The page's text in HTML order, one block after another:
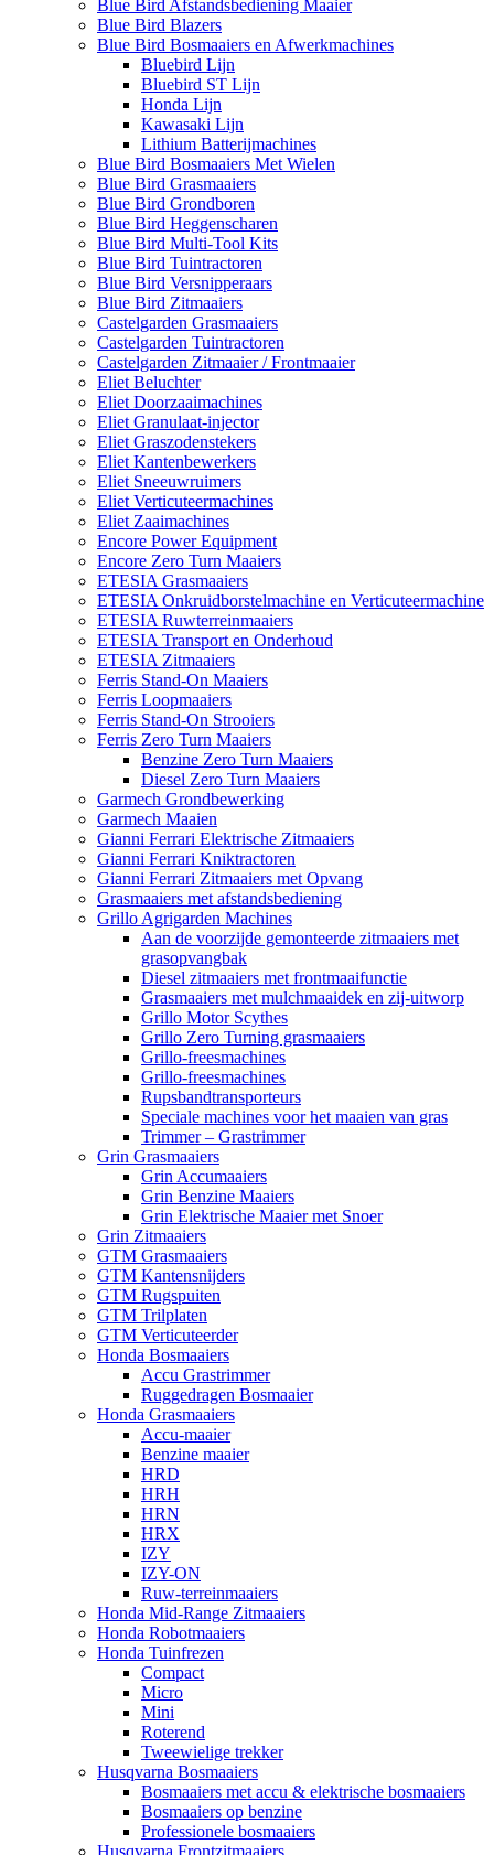
Blue Bird Afstandsbediening Maaier
Blue Bird Blazers
Blue Bird Bosmaaiers en Afwerkmachines
Bluebird Lijn
Bluebird ST Lijn
Honda Lijn
Kawasaki Lijn
Lithium Batterijmachines
Blue Bird Bosmaaiers Met Wielen
Blue Bird Grasmaaiers
Blue Bird Grondboren
Blue Bird Heggenscharen
Blue Bird Multi-Tool Kits
Blue Bird Tuintractoren
Blue Bird Versnipperaars
Blue Bird Zitmaaiers
Castelgarden Grasmaaiers
Castelgarden Tuintractoren
Castelgarden Zitmaaier / Frontmaaier
Eliet Beluchter
Eliet Doorzaaimachines
Eliet Granulaat-injector
Eliet Graszodenstekers
Eliet Kantenbewerkers
Eliet Sneeuwruimers
Eliet Verticuteermachines
Eliet Zaaimachines
Encore Power Equipment
Encore Zero Turn Maaiers
ETESIA Grasmaaiers
ETESIA Onkruidborstelmachine en Verticuteermachine
ETESIA Ruwterreinmaaiers
ETESIA Transport en Onderhoud
ETESIA Zitmaaiers
Ferris Stand-On Maaiers
Ferris Loopmaaiers
Ferris Stand-On Strooiers
Ferris Zero Turn Maaiers
Benzine Zero Turn Maaiers
Diesel Zero Turn Maaiers
Garmech Grondbewerking
Garmech Maaien
Gianni Ferrari Elektrische Zitmaaiers
Gianni Ferrari Kniktractoren
Gianni Ferrari Zitmaaiers met Opvang
Grasmaaiers met afstandsbediening
Grillo Agrigarden Machines
Aan de voorzijde gemonteerde zitmaaiers met
grasopvangbak
Diesel zitmaaiers met frontmaaifunctie
Grasmaaiers met mulchmaaidek en zij-uitworp
Grillo Motor Scythes
Grillo Zero Turning grasmaaiers
Grillo-freesmachines
Grillo-freesmachines
Rupsbandtransporteurs
Speciale machines voor het maaien van gras
Trimmer – Grastrimmer
Grin Grasmaaiers
Grin Accumaaiers
Grin Benzine Maaiers
Grin Elektrische Maaier met Snoer
Grin Zitmaaiers
GTM Grasmaaiers
GTM Kantensnijders
GTM Rugspuiten
GTM Trilplaten
GTM Verticuteerder
Honda Bosmaaiers
Accu Grastrimmer
Ruggedragen Bosmaaier
Honda Grasmaaiers
Accu-maaier
Benzine maaier
HRD
HRH
HRN
HRX
IZY
IZY-ON
Ruw-terreinmaaiers
Honda Mid-Range Zitmaaiers
Honda Robotmaaiers
Honda Tuinfrezen
Compact
Micro
Mini
Roterend
Tweewielige trekker
Husqvarna Bosmaaiers
Bosmaaiers met accu & elektrische bosmaaiers
Bosmaaiers op benzine
Professionele bosmaaiers
Husqvarna Frontzitmaaiers